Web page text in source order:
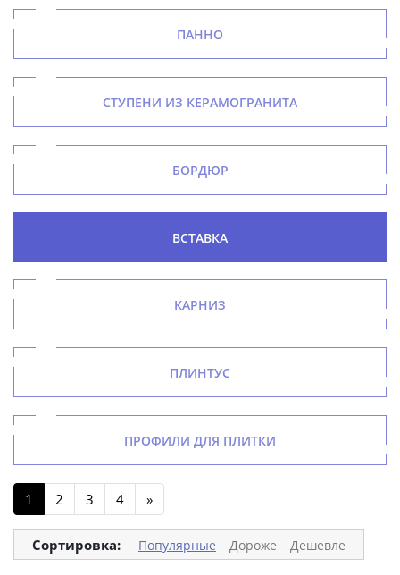
ПАННО
СТУПЕНИ ИЗ КЕРАМОГРАНИТА
БОРДЮР
ВСТАВКА
КАРНИЗ
ПЛИНТУС
ПРОФИЛИ ДЛЯ ПЛИТКИ
1 2 3 4 »
Сортировка: Популярные Дороже Дешевле